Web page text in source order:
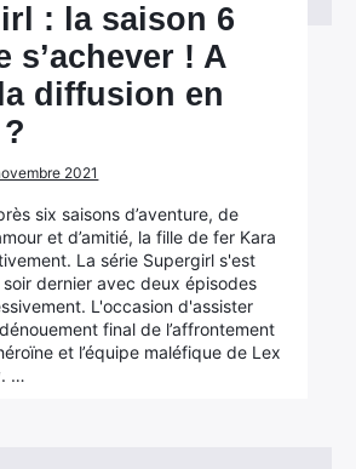
: la saison 6
s’achever ! A
diffusion en
2021
six saisons d’aventure, de
et d’amitié, la fille de fer Kara
La série Supergirl s'est
dernier avec deux épisodes
L'occasion d'assister
final de l’affrontement
et l’équipe maléfique de Lex
…